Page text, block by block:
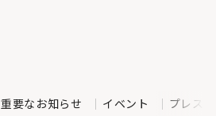
重要なお知らせ イベント プレス